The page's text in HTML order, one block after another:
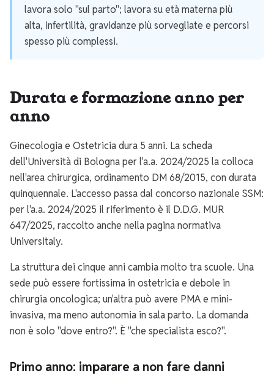
lavora solo "sul parto"; lavora su età materna più
alta, infertilità, gravidanze più sorvegliate e percorsi
spesso più complessi.
Durata e formazione anno per
anno
Ginecologia e Ostetricia dura 5 anni. La scheda
dell'Università di Bologna per l'a.a. 2024/2025 la colloca
nell'area chirurgica, ordinamento DM 68/2015, con durata
quinquennale. L'accesso passa dal concorso nazionale SSM:
per l'a.a. 2024/2025 il riferimento è il D.D.G. MUR
647/2025, raccolto anche nella pagina normativa
Universitaly.
La struttura dei cinque anni cambia molto tra scuole. Una
sede può essere fortissima in ostetricia e debole in
chirurgia oncologica; un'altra può avere PMA e mini-
invasiva, ma meno autonomia in sala parto. La domanda
non è solo "dove entro?". È "che specialista esco?".
Primo anno: imparare a non fare danni